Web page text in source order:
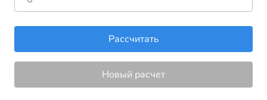
Рассчитать
Новый расчет